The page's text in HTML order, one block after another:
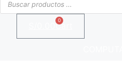
de
productos
0
Cart